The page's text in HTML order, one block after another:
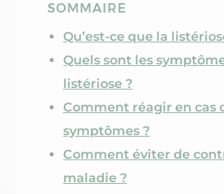
SOMMAIRE
Qu’est-ce que la
Quels sont les
listériose ?
Comment réagir en cas
symptômes ?
Comment éviter de
maladie ?